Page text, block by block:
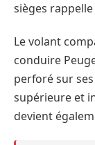
sièges rappelle
Le volant
conduire
perforé sur
supérieure et
devient